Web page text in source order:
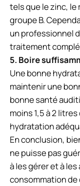
tels que le zinc, le
groupe B.
un professionnel
traitement
5. Boire
Une bonne
maintenir une
bonne santé
moins 1,5 à 2
hydratation
En conclusion,
ne puisse pas
à les gérer et à
consommation de